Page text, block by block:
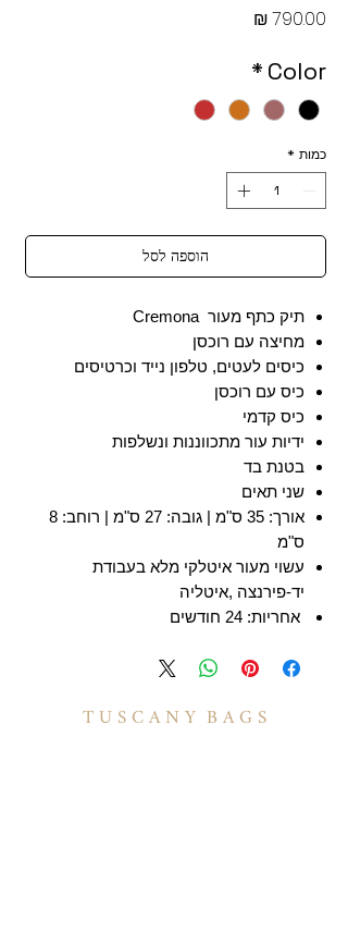
Color
*
כמות *
הוספה לסל
תיק כתף מעור Cremona
מחיצה עם רוכסן
כיסים לעטים, טלפון נייד וכרטיסים
כיס עם רוכסן
כיס קדמי
ידיות עור מתכווננות ונשלפות
בטנת בד
שני תאים
אורך: 35 ס"מ | גובה: 27 ס"מ | רוחב: 8
ס"מ
עשוי מעור איטלקי מלא בעבודת
יד-פירנצה ,איטליה
אחריות: 24 חודשים
T U S C A N Y B A G S